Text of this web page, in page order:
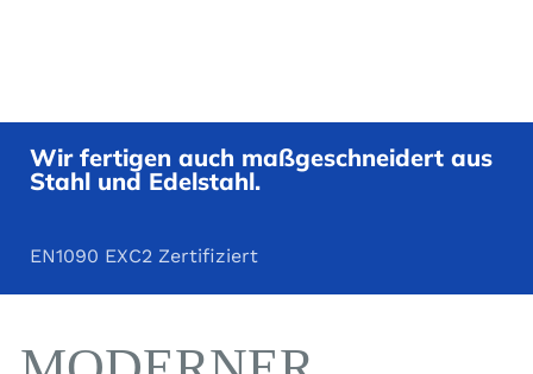
Wir fertigen auch maßgeschneidert aus
Stahl und Edelstahl.
EN1090 EXC2 Zertifiziert